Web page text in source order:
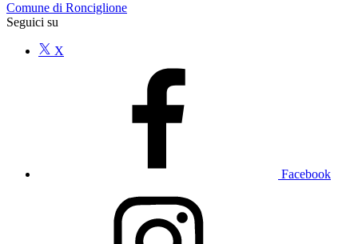
Comune di Ronciglione
Seguici su
X
Facebook